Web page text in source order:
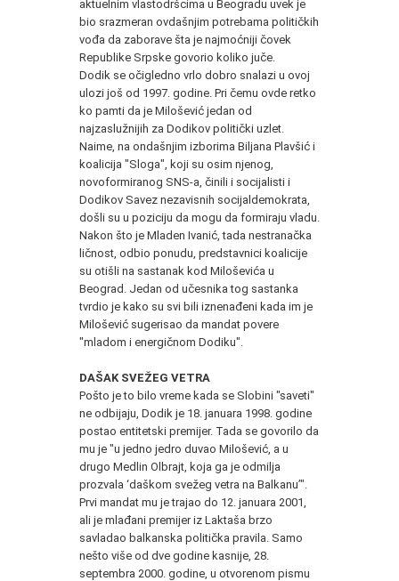
aktuelnim vlastodršcima u Beogradu uvek je
bio srazmeran ovdašnjim potrebama političkih
vođa da zaborave šta je najmoćniji čovek
Republike Srpske govorio koliko juče.
Dodik se očigledno vrlo dobro snalazi u ovoj
ulozi još od 1997. godine. Pri čemu ovde retko
ko pamti da je Milošević jedan od
najzaslužnijih za Dodikov politički uzlet.
Naime, na ondašnjim izborima Biljana Plavšić i
koalicija "Sloga", koji su osim njenog,
novoformiranog SNS-a, činili i socijalisti i
Dodikov Savez nezavisnih socijaldemokrata,
došli su u poziciju da mogu da formiraju vladu.
Nakon što je Mladen Ivanić, tada nestranačka
ličnost, odbio ponudu, predstavnici koalicije
su otišli na sastanak kod Miloševića u
Beograd. Jedan od učesnika tog sastanka
tvrdio je kako su svi bili iznenađeni kada im je
Milošević sugerisao da mandat povere
"mladom i energičnom Dodiku".
DAŠAK SVEŽEG VETRA
Pošto je to bilo vreme kada se Slobini "saveti"
ne odbijaju, Dodik je 18. januara 1998. godine
postao entitetski premijer. Tada se govorilo da
mu je "u jedno jedro duvao Milošević, a u
drugo Medlin Olbrajt, koja ga je odmilja
prozvala ‘daškom svežeg vetra na Balkanu’".
Prvi mandat mu je trajao do 12. januara 2001,
ali je mlađani premijer iz Laktaša brzo
savladao balkanska politička pravila. Samo
nešto više od dve godine kasnije, 28.
septembra 2000. godine, u otvorenom pismu